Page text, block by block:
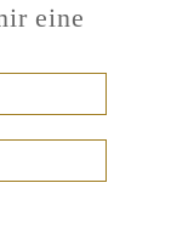
eine